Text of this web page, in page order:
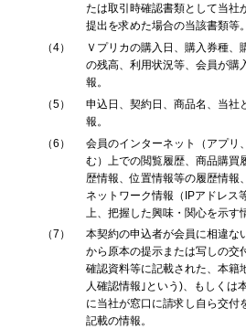
たは取引時確認書類として当社
提出を求めた場合の当該書類等。
4
Ｖプリカの購入日、購入券種、
の残高、利用状況等、会員が購
報。
5
申込日、契約日、商品名、当社
報。
6
会員のインターネット（アプリ
む）上での閲覧履歴、商品購買
歴情報、位置情報等の履歴情報
ネットワーク情報（IPアドレス
上、把握した興味・関心を示す
7
本契約の申込者が会員に相違な
から原本の提示または写しの交
確認資料等に記載された、本籍
人確認情報｣という)、もしくは
に当社が窓口に請求し自ら交付
記載の情報。